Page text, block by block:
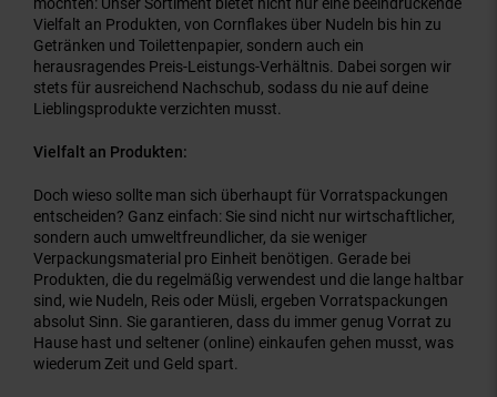
Vielfalt an Produkten, von Cornflakes über Nudeln bis hin zu
Getränken und Toilettenpapier, sondern auch ein
herausragendes Preis-Leistungs-Verhältnis. Dabei sorgen wir
stets für ausreichend Nachschub, sodass du nie auf deine
Lieblingsprodukte verzichten musst.
Vielfalt an Produkten:
Doch wieso sollte man sich überhaupt für Vorratspackungen
entscheiden? Ganz einfach: Sie sind nicht nur wirtschaftlicher,
sondern auch umweltfreundlicher, da sie weniger
Verpackungsmaterial pro Einheit benötigen. Gerade bei
Produkten, die du regelmäßig verwendest und die lange haltbar
sind, wie Nudeln, Reis oder Müsli, ergeben Vorratspackungen
absolut Sinn. Sie garantieren, dass du immer genug Vorrat zu
Hause hast und seltener (online) einkaufen gehen musst, was
wiederum Zeit und Geld spart.